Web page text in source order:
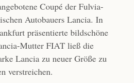
Coupé der Fulvia-
Autobauers Lancia. In
präsentierte bildschöne
Mutter FIAT ließ die
Lancia zu neuer Größe zu
verstreichen.